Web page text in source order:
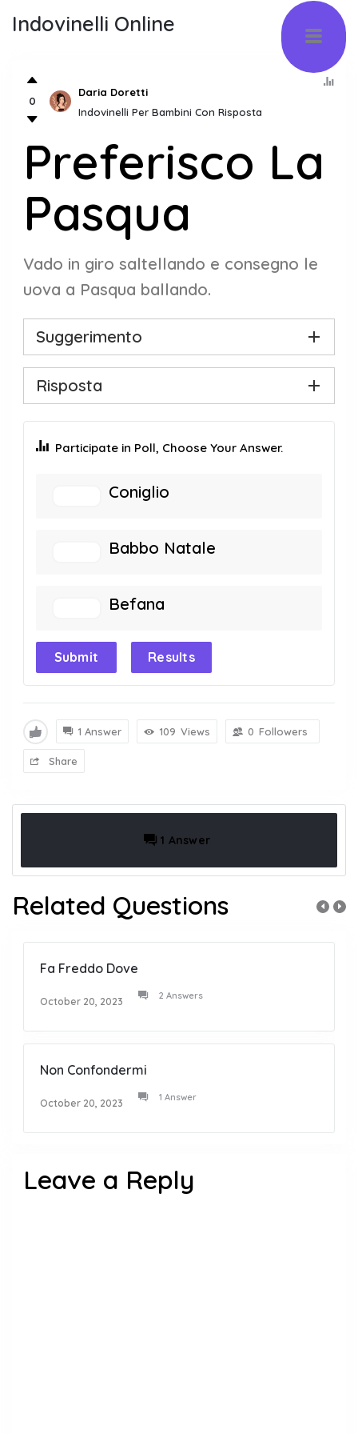
Indovinelli Online
0
Daria Doretti
Indovinelli Per Bambini Con Risposta
Preferisco La
Pasqua
Vado in giro saltellando e consegno le
uova a Pasqua ballando.
Suggerimento
Risposta
Participate in Poll, Choose Your Answer.
Coniglio
Babbo Natale
Befana
Submit Results
1 Answer 109 Views 0 Followers
Share
1 Answer
Related Questions
Fa Freddo Dove
October 20, 2023 2 Answers
Non Confondermi
October 20, 2023 1 Answer
Leave a Reply